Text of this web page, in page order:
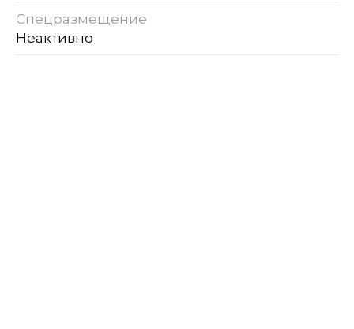
Спецразмещение
Неактивно